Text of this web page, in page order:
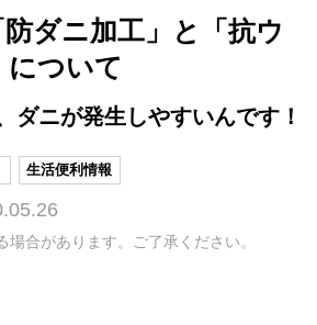
防ダニ加工」と「抗ウ
について
ダニが発生しやすいんです！
生活便利情報
合があります。ご了承ください。